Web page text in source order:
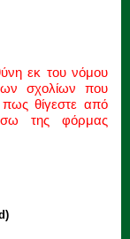
εκ του νόμου
σχολίων που
πως θίγεστε από
της φόρμας